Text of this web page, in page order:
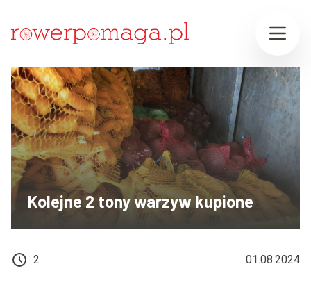
Kolejne 2 tony warzyw kupione
2 01.08.2024